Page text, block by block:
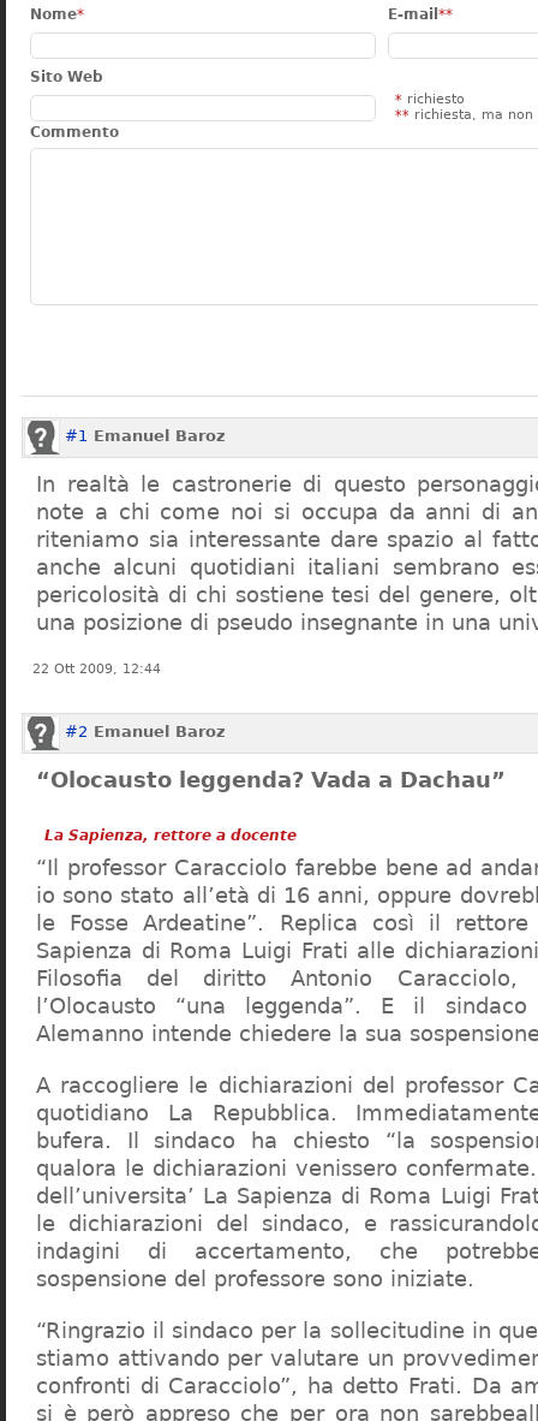
Nome* E-mail **
Sito Web
* richiesto
** richiesta, ma non
Commento
#1 Emanuel Baroz
In realtà le castronerie di questo
note a chi come noi si occupa da anni di
riteniamo sia interessante dare spazio al fatto
anche alcuni quotidiani italiani sembrano
pericolosità di chi sostiene tesi del genere,
una posizione di pseudo insegnante in una
22 Ott 2009, 12:44
#2 Emanuel Baroz
“Olocausto leggenda? Vada a Dachau”
La Sapienza, rettore a docente
“Il professor Caracciolo farebbe bene ad
io sono stato all’età di 16 anni, oppure
le Fosse Ardeatine”. Replica così il rettore
Sapienza di Roma Luigi Frati alle
Filosofia del diritto Antonio
l’Olocausto “una leggenda”. E il
Alemanno intende chiedere la sua
A raccogliere le dichiarazioni del professor
quotidiano La Repubblica.
bufera. Il sindaco ha chiesto “la
qualora le dichiarazioni venissero
dell’universita’ La Sapienza di Roma Luigi
le dichiarazioni del sindaco, e
indagini di accertamento, che
sospensione del professore sono iniziate.
“Ringrazio il sindaco per la sollecitudine in
stiamo attivando per valutare un
confronti di Caracciolo”, ha detto Frati. Da
si è però appreso che per ora non